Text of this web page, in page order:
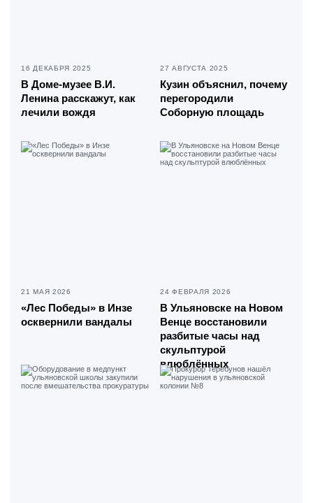
16 ДЕКАБРЯ 2025
В Доме-музее В.И.
Ленина расскажут, как
лечили вождя
27 АВГУСТА 2025
Кузин объяснил, почему
перегородили
Соборную площадь
21 МАЯ 2026
«Лес Победы» в Инзе
осквернили вандалы
24 ФЕВРАЛЯ 2026
В Ульяновске на Новом
Венце восстановили
разбитые часы над
скульптурой
влюблённых